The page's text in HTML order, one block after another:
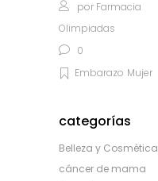
por Farmacia
Olimpiadas
0
Embarazo Mujer
categorías
Belleza y Cosmética
cáncer de mama